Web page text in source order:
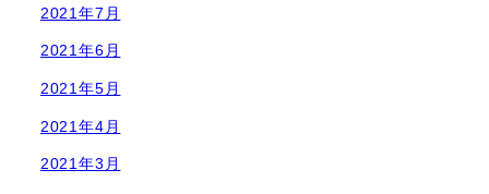
2021年7月
2021年6月
2021年5月
2021年4月
2021年3月